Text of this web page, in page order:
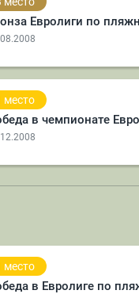
Евролиги по
место
в чемпионате
место
в Евролиге по